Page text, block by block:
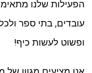
הפעילות שלנו
עובדים, בתי ספר
ופשוט לעשות כיף!